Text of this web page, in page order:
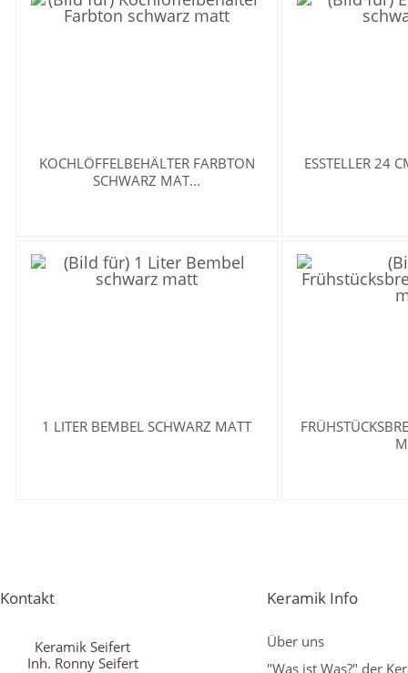
KOCHLÖFFELBEHÄLTER FARBTON
SCHWARZ MAT...
ESSTELLER 24
1 LITER BEMBEL SCHWARZ MATT
Kontakt
Keramik Seifert
Inh. Ronny Seifert
Keramik Info
Über uns
"Was ist Was?" der